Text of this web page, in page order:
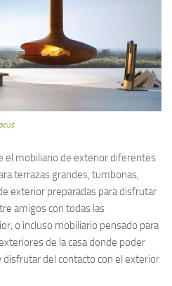
el mobiliario de exterior diferentes
terrazas grandes, tumbonas,
exterior preparadas para disfrutar
amigos con todas las
o incluso mobiliario pensado para
de la casa donde poder
del contacto con el exterior